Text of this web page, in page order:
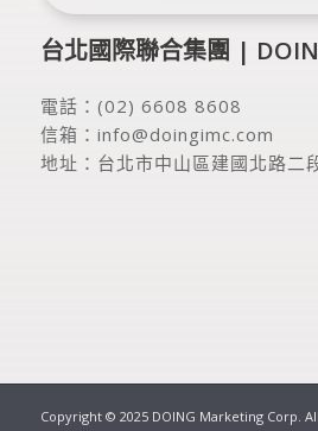
台北國際聯合集團 |
電話： (02) 6608 8608
信箱： info@doingimc.com
地址： 台北市中山區建國北路二
Copyright © 2025 DOING Marketing Corp.